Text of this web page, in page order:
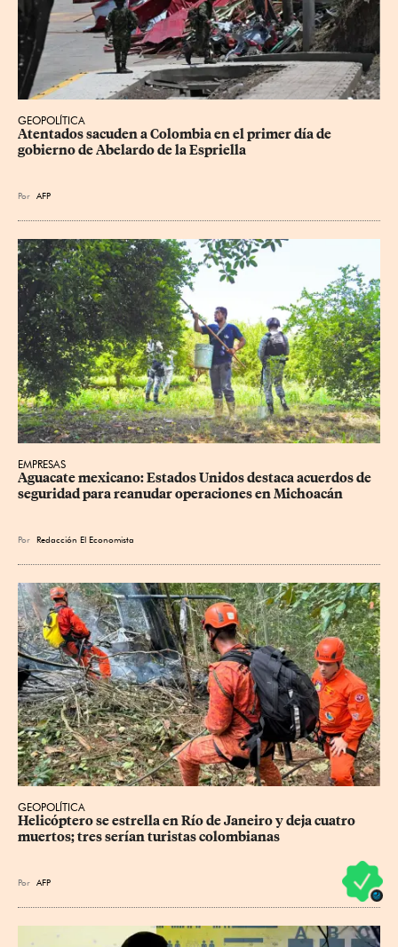
GEOPOLÍTICA
Atentados sacuden a Colombia en el primer día de
gobierno de Abelardo de la Espriella
Por AFP
EMPRESAS
Aguacate mexicano: Estados Unidos destaca acuerdos de
seguridad para reanudar operaciones en Michoacán
Por Redacción El Economista
GEOPOLÍTICA
Helicóptero se estrella en Río de Janeiro y deja cuatro
muertos; tres serían turistas colombianas
Por AFP